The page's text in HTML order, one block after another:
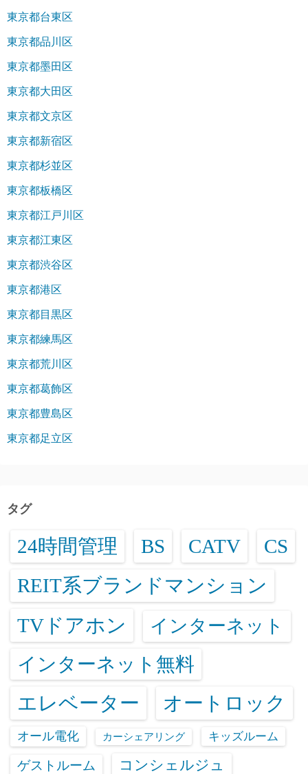
東京都台東区
東京都品川区
東京都墨田区
東京都大田区
東京都文京区
東京都新宿区
東京都杉並区
東京都板橋区
東京都江戸川区
東京都江東区
東京都渋谷区
東京都港区
東京都目黒区
東京都練馬区
東京都荒川区
東京都葛飾区
東京都豊島区
東京都足立区
タグ
24時間管理 BS CATV CS
REIT系ブランドマンション
TVドアホン インターネット
インターネット無料
エレベーター オートロック
オール電化 カーシェアリング キッズルーム
ゲストルーム コンシェルジュ